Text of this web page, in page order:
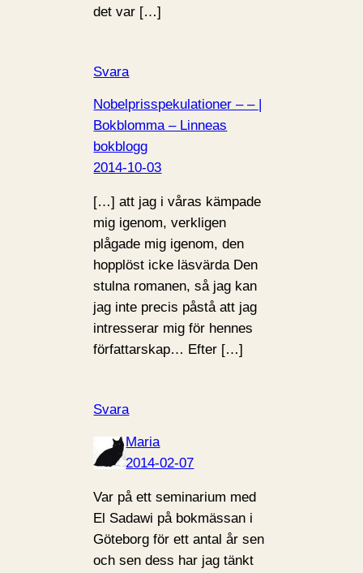
det var […]
Svara
Nobelprisspekulationer – – |
Bokblomma – Linneas
bokblogg
2014-10-03
[…] att jag i våras kämpade
mig igenom, verkligen
plågade mig igenom, den
hopplöst icke läsvärda Den
stulna romanen, så jag kan
jag inte precis påstå att jag
intresserar mig för hennes
författarskap… Efter […]
Svara
Maria
2014-02-07
Var på ett seminarium med
El Sadawi på bokmässan i
Göteborg för ett antal år sen
och sen dess har jag tänkt